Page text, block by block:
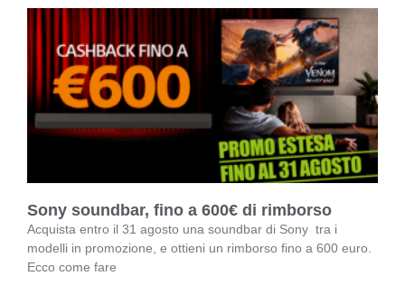
Sony soundbar, fino a 600€ di rimborso
Acquista entro il 31 agosto una soundbar di Sony tra i
modelli in promozione, e ottieni un rimborso fino a 600 euro.
Ecco come fare